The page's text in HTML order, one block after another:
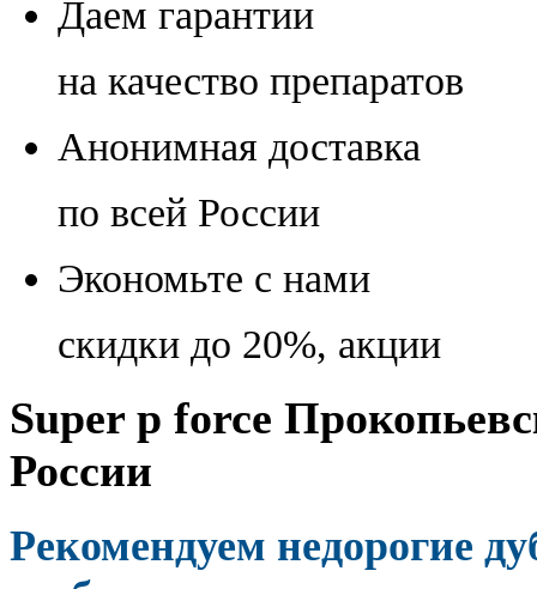
Даем гарантии
на качество препаратов
Анонимная доставка
по всей России
Экономьте с нами
скидки до 20%, акции
Super p force
России
Рекомендуем недорогие